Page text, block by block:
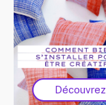
Découvrez